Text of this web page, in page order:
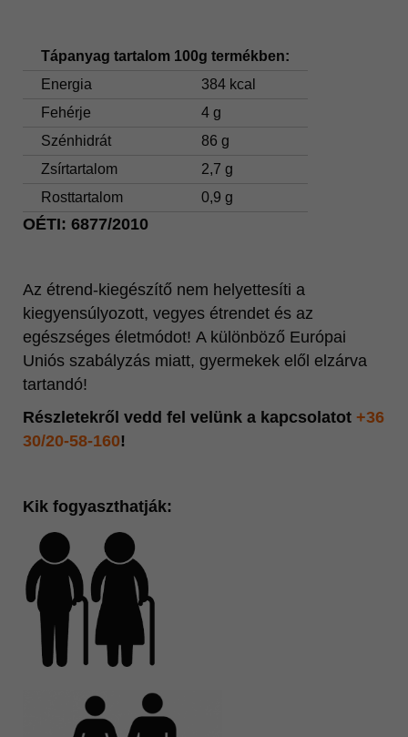
Tápanyag tartalom 100g termékben:
Energia
384 kcal
Fehérje
4 g
Szénhidrát
86 g
Zsírtartalom
2,7 g
Rosttartalom
0,9 g
OÉTI: 6877/2010
Az étrend-kiegészítő nem helyettesíti a
kiegyensúlyozott, vegyes étrendet és az
egészséges életmódot! A különböző Európai
Uniós szabályzás miatt, gyermekek elől elzárva
tartandó!
Részletekről vedd fel velünk a kapcsolatot +36
30/20-58-160!
Kik fogyaszthatják: